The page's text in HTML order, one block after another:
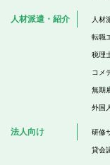
人材派遣・紹介 人材
転職
税理
コメ
無期
外国
法人向け 研修
貸会